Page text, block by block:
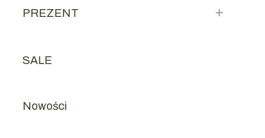
Kategoria - PREZENT
PREZENT
Kategoria - SALE
SALE
Nowości